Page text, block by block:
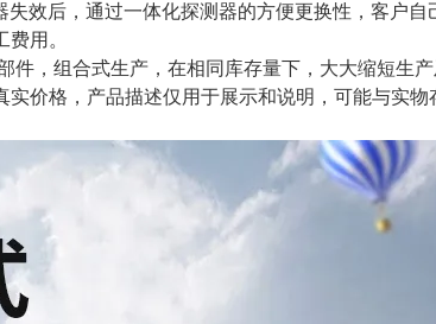
失效后，通过一体化探测器的方便更换性，客户自
用。
件，组合式生产，在相同库存量下，大大缩短生产
实价格，产品描述仅用于展示和说明，可能与实物